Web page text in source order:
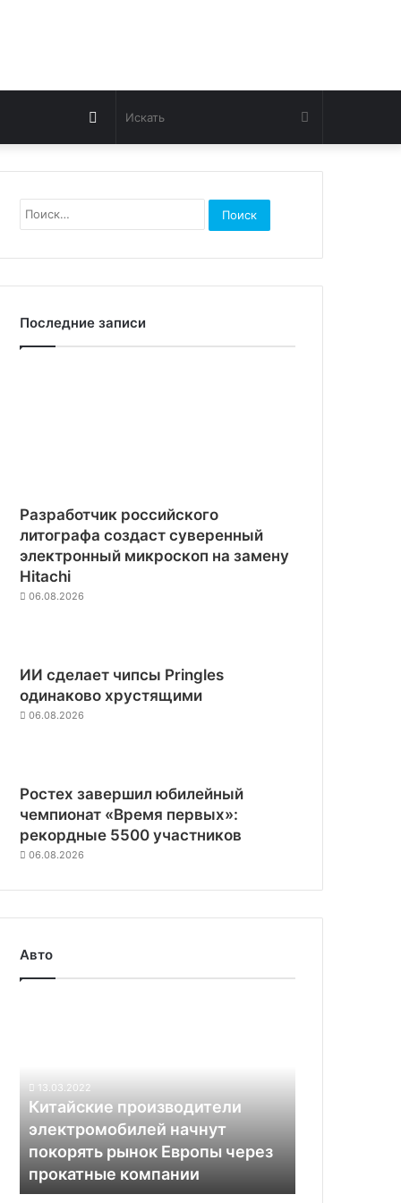
Искать
Switch
skin
Найти:
Последние записи
Разработчик российского
литографа создаст суверенный
электронный микроскоп на замену
Hitachi
06.08.2026
ИИ сделает чипсы Pringles
одинаково хрустящими
06.08.2026
Ростех завершил юбилейный
чемпионат «Время первых»:
рекордные 5500 участников
06.08.2026
Авто
рынок
через
прокатные
компании
13.03.2022
Китайские производители
электромобилей начнут
покорять рынок Европы через
прокатные компании